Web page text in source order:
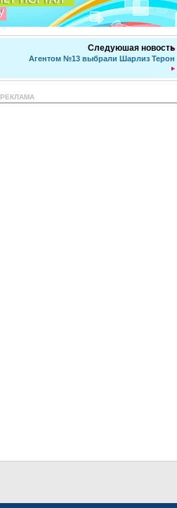
Следуюшая новость
Агентом №13 выбрали Шарлиз Терон
РЕКЛАМА